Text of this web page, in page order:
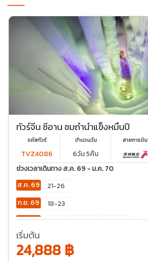
ทัวร์จีน ซีอาน ชมถ้ำน้ำแข็งหมื่นปี
รหัสทัวร์
TVZ4086
จำนวนวัน
6วัน 5คืน
สายการบิน
ช่วงเวลาเดินทาง ส.ค. 69 - ม.ค. 70
ส.ค. 69
21-26
ก.ย. 69
18-23
ต.ค. 69
02-
23-28
30-
พ.ย. 69
20-
เริ่มต้น
24,888 ฿